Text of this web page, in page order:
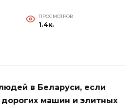
ПРОСМОТРОВ
1.4к.
в Беларуси, если
дорогих машин и элитных